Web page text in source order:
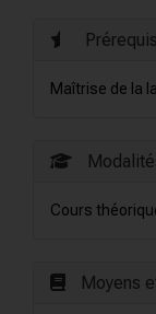
Prérequis
Maîtrise de la
Cours
Moyens